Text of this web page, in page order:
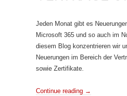
Jeden Monat gibt es
Microsoft 365 und so auch im
diesem Blog konzentrieren wir
Neuerungen im Bereich der
sowie Zertifikate.
Continue reading →